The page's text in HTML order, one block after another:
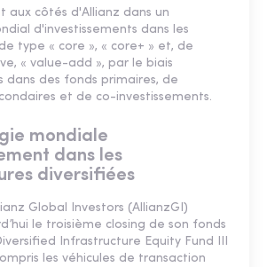
aux côtés d'Allianz dans un
d'investissements dans les
type « core », « core+ » et, de
« value-add », par le biais
dans des fonds primaires, de
et de co-investissements.
mondiale
dans les
diversifiées
Global Investors (AllianzGI)
le troisième closing de son fonds
Infrastructure Equity Fund III
les véhicules de transaction